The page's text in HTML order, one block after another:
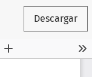
Descargar